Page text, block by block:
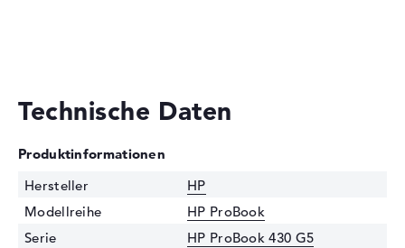
Technische Daten
Produktinformationen
Hersteller
HP
Modellreihe
HP ProBook
Serie
HP ProBook 430 G5